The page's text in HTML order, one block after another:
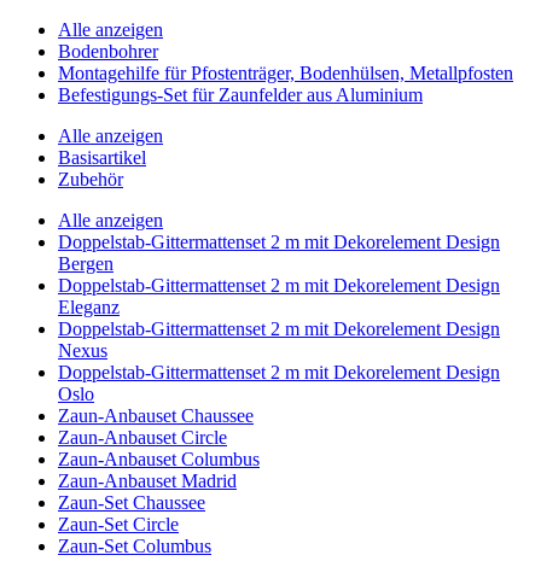
Alle anzeigen
Bodenbohrer
Montagehilfe für Pfostenträger, Bodenhülsen, Metallpfosten
Befestigungs-Set für Zaunfelder aus Aluminium
Alle anzeigen
Basisartikel
Zubehör
Alle anzeigen
Doppelstab-Gittermattenset 2 m mit Dekorelement Design
Bergen
Doppelstab-Gittermattenset 2 m mit Dekorelement Design
Eleganz
Doppelstab-Gittermattenset 2 m mit Dekorelement Design
Nexus
Doppelstab-Gittermattenset 2 m mit Dekorelement Design
Oslo
Zaun-Anbauset Chaussee
Zaun-Anbauset Circle
Zaun-Anbauset Columbus
Zaun-Anbauset Madrid
Zaun-Set Chaussee
Zaun-Set Circle
Zaun-Set Columbus